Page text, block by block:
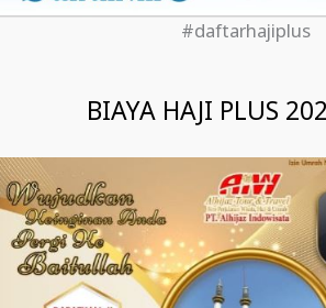
#daftarhajiplus
BIAYA HAJI PLUS